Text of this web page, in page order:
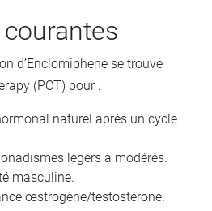
d’Enclomiphene se trouve
(PCT) pour :
naturel après un cycle
légers à modérés.
masculine.
œstrogène/testostérone.